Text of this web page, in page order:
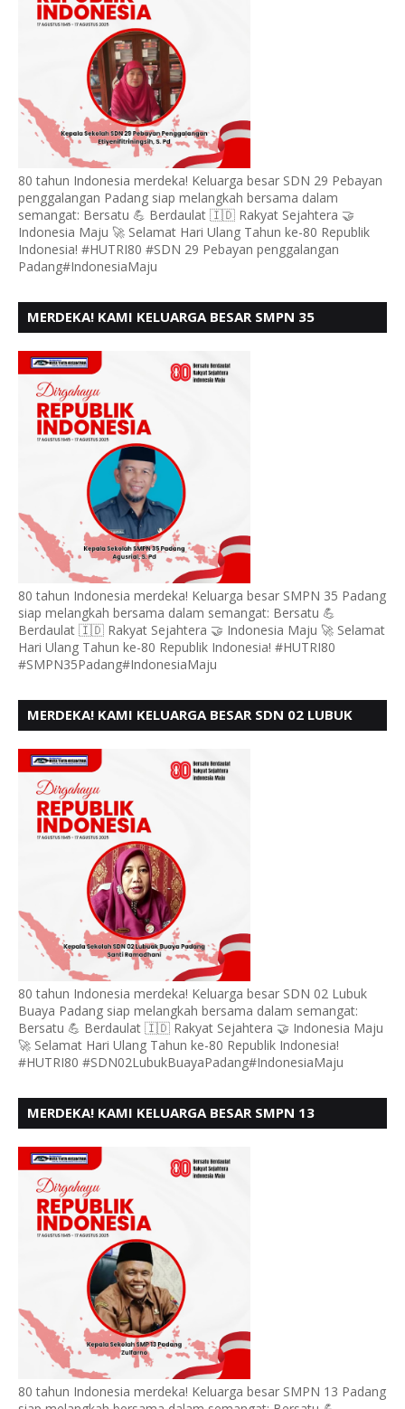
80 tahun Indonesia merdeka! Keluarga besar SDN 29 Pebayan
penggalangan Padang siap melangkah bersama dalam
semangat: Bersatu 💪 Berdaulat 🇮🇩 Rakyat Sejahtera 🤝
Indonesia Maju 🚀 Selamat Hari Ulang Tahun ke-80 Republik
Indonesia! #HUTRI80 #SDN 29 Pebayan penggalangan
Padang#IndonesiaMaju
MERDEKA! KAMI KELUARGA BESAR SMPN 35
80 tahun Indonesia merdeka! Keluarga besar SMPN 35 Padang
siap melangkah bersama dalam semangat: Bersatu 💪
Berdaulat 🇮🇩 Rakyat Sejahtera 🤝 Indonesia Maju 🚀 Selamat
Hari Ulang Tahun ke-80 Republik Indonesia! #HUTRI80
#SMPN35Padang#IndonesiaMaju
MERDEKA! KAMI KELUARGA BESAR SDN 02 LUBUK
HUT RI KE - 80,
80 tahun Indonesia merdeka! Keluarga besar SDN 02 Lubuk
Buaya Padang siap melangkah bersama dalam semangat:
Bersatu 💪 Berdaulat 🇮🇩 Rakyat Sejahtera 🤝 Indonesia Maju
🚀 Selamat Hari Ulang Tahun ke-80 Republik Indonesia!
#HUTRI80 #SDN02LubukBuayaPadang#IndonesiaMaju
MERDEKA! KAMI KELUARGA BESAR SMPN 13
80 tahun Indonesia merdeka! Keluarga besar SMPN 13 Padang